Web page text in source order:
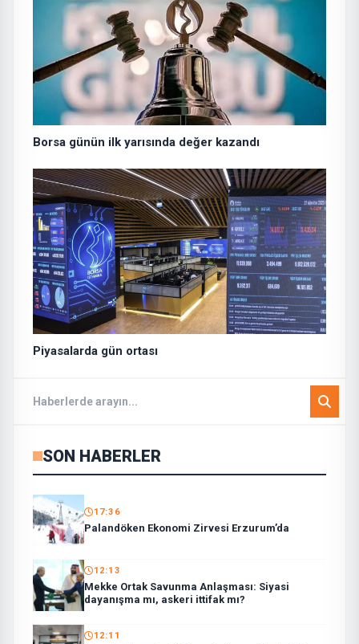
Borsa günün ilk yarısında değer kazandı
Piyasalarda gün ortası
SON HABERLER
17:36
Palandöken Ekonomi Zirvesi Erzurum’da
12:13
Mekke Ortak Savunma Anlaşması: Siyasi
dayanışma mı, askeri ittifak mı?
12:11